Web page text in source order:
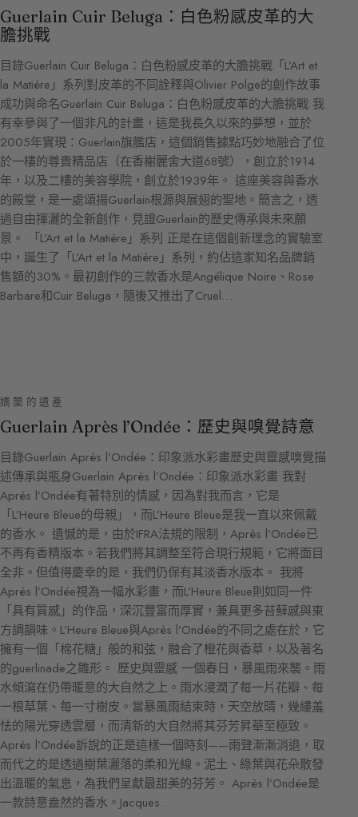
Guerlain Cuir Beluga：白色粉感皮革的大
膽挑戰
目錄Guerlain Cuir Beluga：白色粉感皮革的大膽挑戰「L’Art et
la Matière」系列對皮革的不同詮釋與Olivier Polge的創作故事
成功與命名Guerlain Cuir Beluga：白色粉感皮革的大膽挑戰 我
有幸參與了一個非凡的計畫，這是我長久以來的夢想，並於
2005年實現：Guerlain旗艦店，這個銷售據點巧妙地融合了位
於一樓的尊貴精品店（在香榭麗舍大道68號），創立於1914
年，以及二樓的美容學院，創立於1939年。 這座美容與香水
的殿堂，是一處頌揚Guerlain根源與展翅的聖地。簡言之，透
過自由揮灑的全新創作，見證Guerlain的歷史傳承與未來願
景。 「L’Art et la Matière」系列 正是在這個創新理念的實驗室
中，誕生了「L’Art et la Matière」系列，約佔這家知名品牌銷
售額的30%。最初創作的三款香水是Angélique Noire、Rose
Barbare和Cuir Beluga，隨後又推出了Cruel…
嬌蘭的遺產
Guerlain Après l’Ondée：歷史與嗅覺詩意
目錄Guerlain Après l’Ondée：印象派水彩畫歷史與靈感嗅覺描
述傳承與瓶身Guerlain Après l’Ondée：印象派水彩畫 我對
Après l’Ondée有著特別的情感，因為對我而言，它是
「L’Heure Bleue的母親」，而L’Heure Bleue是我一直以來佩戴
的香水。 遺憾的是，由於IFRA法規的限制，Après l’Ondée已
不再有香精版本。若我們將其調整至符合現行規範，它將面目
全非。但值得慶幸的是，我們仍保有其淡香水版本。 我將
Après l’Ondée視為一幅水彩畫，而L’Heure Bleue則如同一件
「具有質感」的作品，深沉豐富而厚實，兼具更多苔蘚感與東
方調韻味。L’Heure Bleue與Après l’Ondée的不同之處在於，它
擁有一個「棉花糖」般的和弦，融合了橙花與香草，以及著名
的guerlinade之雛形。 歷史與靈感 一個春日，暴風雨來襲。雨
水傾瀉在仍帶暖意的大自然之上。雨水浸潤了每一片花瓣、每
一根草葉、每一寸樹皮。當暴風雨結束時，天空放晴，幾縷羞
怯的陽光穿透雲層，而清新的大自然將其芬芳昇華至極致。
Après l’Ondée訴說的正是這樣一個時刻——雨聲漸漸消退，取
而代之的是透過樹葉灑落的柔和光線。泥土、綠葉與花朵散發
出溫暖的氣息，為我們呈獻最甜美的芬芳。 Après l’Ondée是
一款詩意盎然的香水。Jacques…